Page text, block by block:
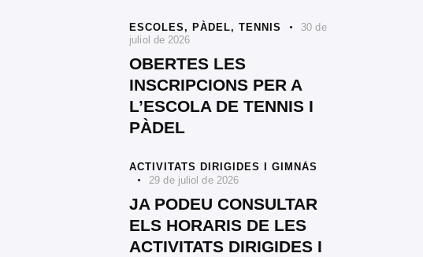
ESCOLES, PÀDEL,TENNIS
30 de
juliol de 2026
OBERTES LES
INSCRIPCIONS PER A
L’ESCOLA DE TENNIS I
PÀDEL
ACTIVITATS DIRIGIDES I GIMNÀS
29 de juliol de 2026
JA PODEU CONSULTAR
ELS HORARIS DE LES
ACTIVITATS DIRIGIDES I